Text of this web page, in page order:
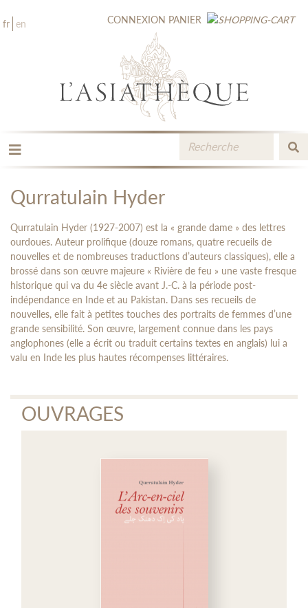
fr en CONNEXION PANIER
LES ÉDITIONS
CATALOGUE
MÉDIATHÈQUE
NOUVEAUTÉS / À PARAÎTRE
CONTACT
ESPACE PRO LIBRAIRES
Qurratulain Hyder
Qurratulain Hyder (1927-2007) est la « grande dame » des lettres
ourdoues. Auteur prolifique (douze romans, quatre recueils de
nouvelles et de nombreuses traductions d’auteurs classiques), elle a
brossé dans son œuvre majeure « Rivière de feu » une vaste fresque
historique qui va du 4e siècle avant J.-C. à la période post-
indépendance en Inde et au Pakistan. Dans ses recueils de
nouvelles, elle fait à petites touches des portraits de femmes d’une
grande sensibilité. Son œuvre, largement connue dans les pays
anglophones (elle a écrit ou traduit certains textes en anglais) lui a
valu en Inde les plus hautes récompenses littéraires.
OUVRAGES